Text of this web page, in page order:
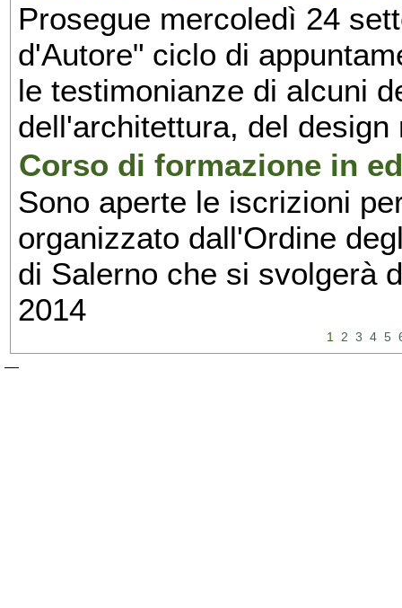
Prosegue mercoledì 24
d'Autore" ciclo di
le testimonianze di alcuni
dell'architettura, del
Corso di formazione in
Sono aperte le iscrizioni
organizzato dall'Ordine
di Salerno che si svolgerà
2014
1 2 3 4 5